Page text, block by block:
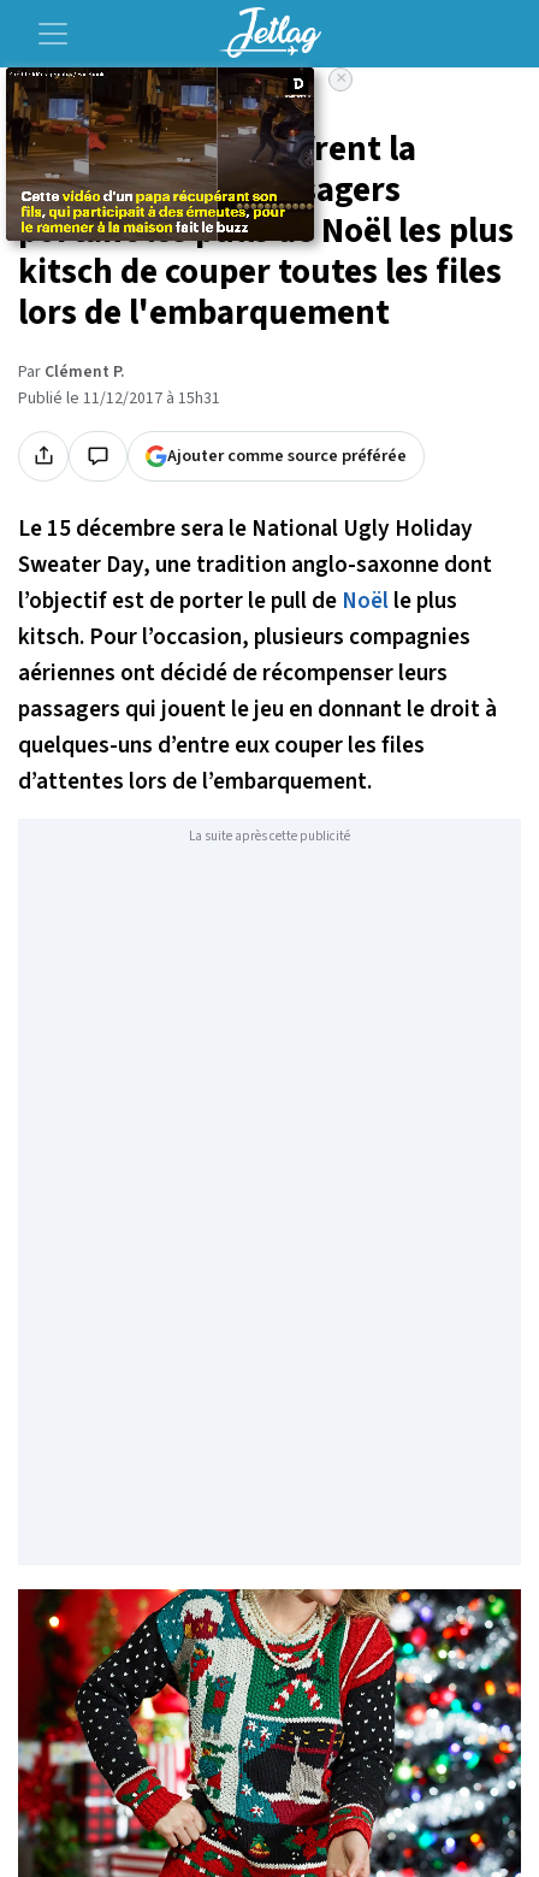
Accueil Voyage
Des compagnies offrent la
possibilité aux passagers
portant les pulls de Noël les plus
kitsch de couper toutes les files
lors de l'embarquement
Par Clément P.
Publié le 11/12/2017 à 15h31
Ajouter comme source préférée
Le 15 décembre sera le National Ugly Holiday
Sweater Day, une tradition anglo-saxonne dont
l’objectif est de porter le pull de Noëlle plus
kitsch. Pour l’occasion, plusieurs compagnies
aériennes ont décidé de récompenser leurs
passagers qui jouent le jeu en donnant le droit à
quelques-uns d’entre eux couper les files
d’attentes lors de l’embarquement.
La suite après cette publicité
×